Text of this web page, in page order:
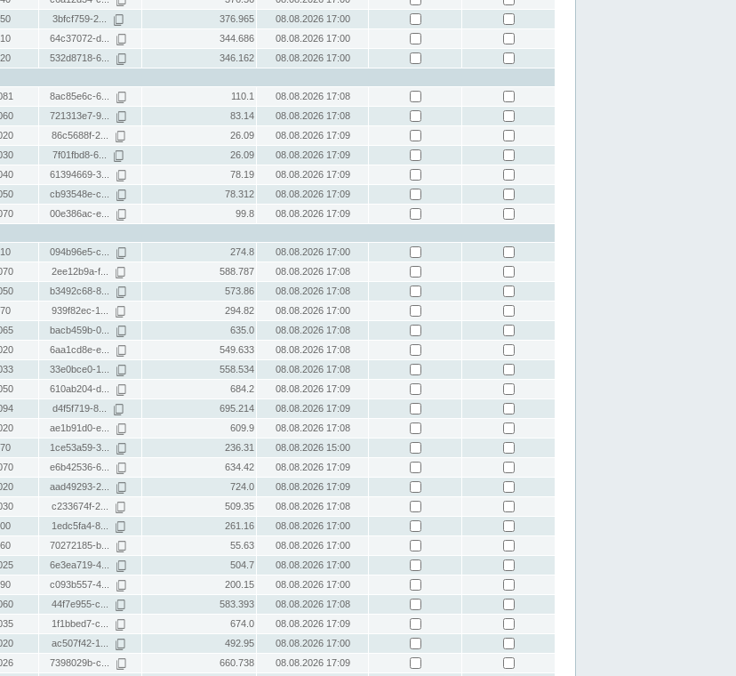
3bfcf759-2... 376.965
08.08.2026 17:00
64c37072-d... 344.686
08.08.2026 17:00
532d8718-6... 346.162
08.08.2026 17:00
8ac85e6c-6... 110.1
08.08.2026 17:08
721313e7-9... 83.14
08.08.2026 17:08
86c5688f-2... 26.09
08.08.2026 17:09
7f01fbd8-6... 26.09
08.08.2026 17:09
61394669-3... 78.19
08.08.2026 17:09
cb93548e-c... 78.312
08.08.2026 17:09
00e386ac-e... 99.8
08.08.2026 17:09
094b96e5-c... 274.8
08.08.2026 17:00
2ee12b9a-f... 588.787
08.08.2026 17:08
b3492c68-8... 573.86
08.08.2026 17:08
939f82ec-1... 294.82
08.08.2026 17:00
bacb459b-0... 635.0
08.08.2026 17:08
6aa1cd8e-e... 549.633
08.08.2026 17:08
33e0bce0-1... 558.534
08.08.2026 17:08
610ab204-d... 684.2
08.08.2026 17:09
d4f5f719-8... 695.214
08.08.2026 17:09
ae1b91d0-e... 609.9
08.08.2026 17:08
1ce53a59-3... 236.31
08.08.2026 15:00
e6b42536-6... 634.42
08.08.2026 17:09
aad49293-2... 724.0
08.08.2026 17:09
c233674f-2... 509.35
08.08.2026 17:08
1edc5fa4-8... 261.16
08.08.2026 17:00
70272185-b... 55.63
08.08.2026 17:00
6e3ea719-4... 504.7
08.08.2026 17:00
c093b557-4... 200.15
08.08.2026 17:00
44f7e955-c... 583.393
08.08.2026 17:08
1f1bbed7-c... 674.0
08.08.2026 17:09
ac507f42-1... 492.95
08.08.2026 17:00
7398029b-c... 660.738
08.08.2026 17:09